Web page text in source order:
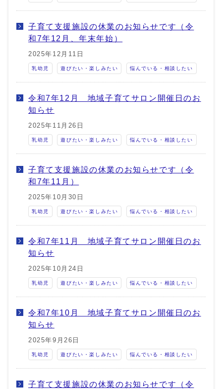
子育て支援施設の休業のお知らせです（令
和7年12月、年末年始）
2025年12月11日
乳幼児 遊びたい・楽しみたい 悩んでいる・相談したい
令和7年12月 地域子育てサロン開催日のお
知らせ
2025年11月26日
乳幼児 遊びたい・楽しみたい 悩んでいる・相談したい
子育て支援施設の休業のお知らせです（令
和7年11月）
2025年10月30日
乳幼児 遊びたい・楽しみたい 悩んでいる・相談したい
令和7年11月 地域子育てサロン開催日のお
知らせ
2025年10月24日
乳幼児 遊びたい・楽しみたい 悩んでいる・相談したい
令和7年10月 地域子育てサロン開催日のお
知らせ
2025年9月26日
乳幼児 遊びたい・楽しみたい 悩んでいる・相談したい
子育て支援施設の休業のお知らせです（令